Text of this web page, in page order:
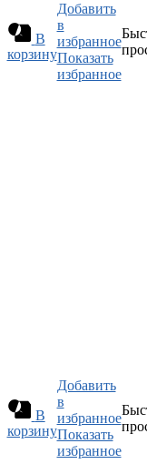
В
корзину
Добавить
в
избранное
Показать
избранное
В
корзину
Добавить
в
избранное
Показать
избранное